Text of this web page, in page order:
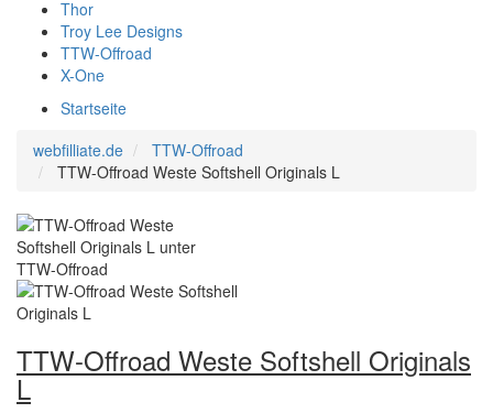
Thor
Troy Lee Designs
TTW-Offroad
X-One
Startseite
webfilliate.de
TTW-Offroad
TTW-Offroad Weste Softshell Originals L
TTW-Offroad Weste Softshell Originals
L